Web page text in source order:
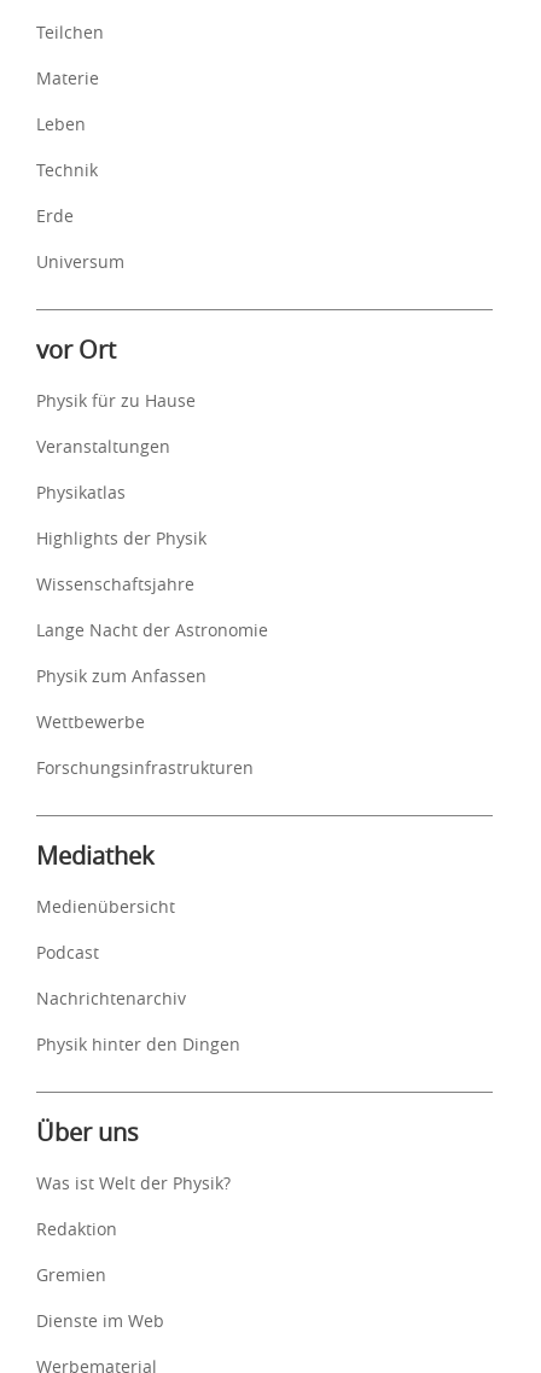
Teilchen
Materie
Leben
Technik
Erde
Universum
vor Ort
Physik für zu Hause
Veranstaltungen
Physikatlas
Highlights der Physik
Wissenschaftsjahre
Lange Nacht der Astronomie
Physik zum Anfassen
Wettbewerbe
Forschungsinfrastrukturen
Mediathek
Medienübersicht
Podcast
Nachrichtenarchiv
Physik hinter den Dingen
Über uns
Was ist Welt der Physik?
Redaktion
Gremien
Dienste im Web
Werbematerial